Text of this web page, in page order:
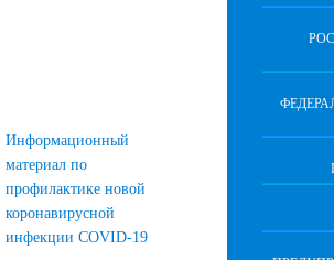
Информационный
материал по
профилактике новой
коронавирусной
инфекции COVID-19